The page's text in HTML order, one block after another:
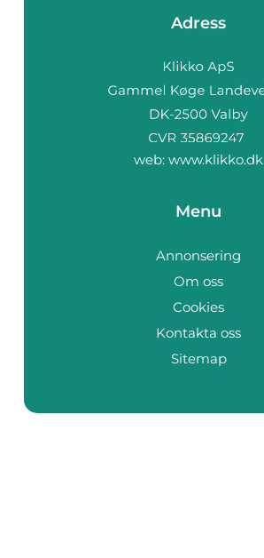
Adress
web: www.klikko.dk
Menu
Annonsering
Om oss
Cookies
Kontakta oss
Sitemap